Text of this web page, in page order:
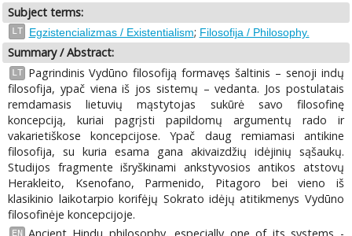
Subject terms:
LT Egzistencializmas / Existentialism; Filosofija / Philosophy.
Summary / Abstract:
LT
Pagrindinis Vydūno filosofiją formavęs šaltinis – senoji indų
filosofija, ypač viena iš jos sistemų – vedanta. Jos postulatais
remdamasis lietuvių mąstytojas sukūrė savo filosofinę
koncepciją, kuriai pagrįsti papildomų argumentų rado ir
vakarietiškose koncepcijose. Ypač daug remiamasi antikine
filosofija, su kuria esama gana akivaizdžių idėjinių sąšaukų.
Studijos fragmente išryškinami ankstyvosios antikos atstovų
Herakleito, Ksenofano, Parmenido, Pitagoro bei vieno iš
klasikinio laikotarpio korifėjų Sokrato idėjų atitikmenys Vydūno
filosofinėje koncepcijoje.
EN